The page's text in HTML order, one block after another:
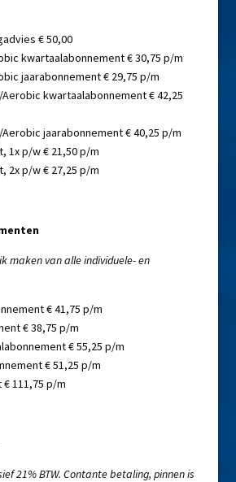
€ 50,00
kwartaalabonnement € 30,75 p/m
jaarabonnement € 29,75 p/m
kwartaalabonnement € 42,25
jaarabonnement € 40,25 p/m
1x p/w € 21,50 p/m
2x p/w € 27,25 p/m
maken van alle individuele- en
€ 41,75 p/m
€ 38,75 p/m
€ 55,25 p/m
€ 51,25 p/m
111,75 p/m
21% BTW. Contante betaling, pinnen is